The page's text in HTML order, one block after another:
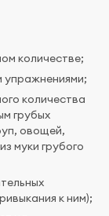
количестве;
упражнениями;
количества
грубых
овощей,
муки грубого
к ним);